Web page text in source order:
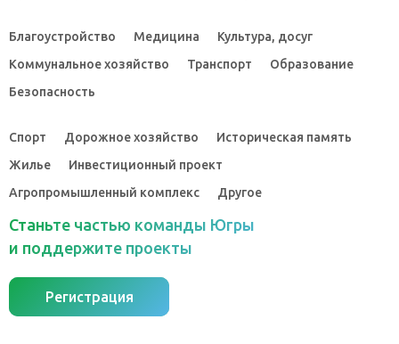
Благоустройство Медицина
Культура, досуг
Коммунальное хозяйство
Транспорт
Образование
Безопасность
Спорт Дорожное хозяйство
Историческая память
Жилье
Инвестиционный проект
Агропромышленный комплекс
Другое
Станьте частью команды Югры
и поддержите проекты
Регистрация